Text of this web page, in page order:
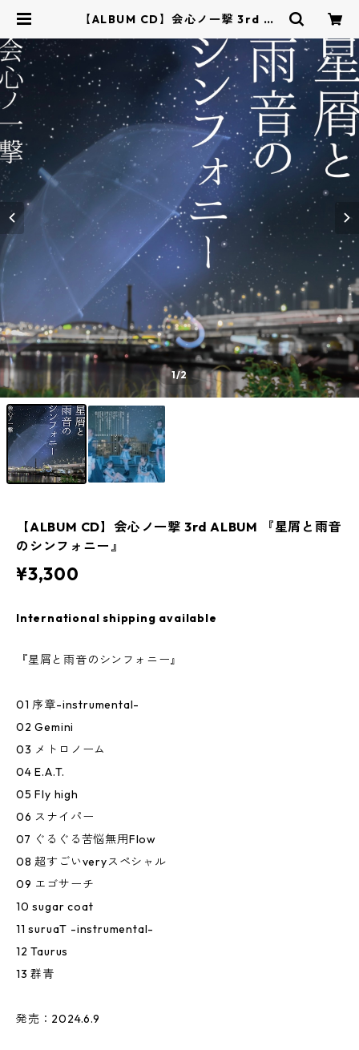
【ALBUM CD】会心ノ一撃 3rd AL
ー』 | 会心ノ一撃
1/2
【ALBUM CD】会心ノ一撃 3rd ALBUM 『星屑と雨音
のシンフォニー』
¥3,300
International shipping available
『星屑と雨音のシンフォニー』
01 序章-instrumental-
02 Gemini
03 メトロノーム
04 E.A.T.
05 Fly high
06 スナイパー
07 ぐるぐる苦悩無用Flow
08 超すごいveryスペシャル
09 エゴサーチ
10 sugar coat
11 suruaT -instrumental-
12 Taurus
13 群青
発売：2024.6.9